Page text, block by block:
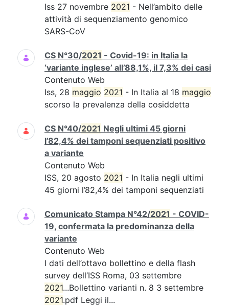
Iss 27 novembre 2021 - Nell’ambito delle
attività di sequenziamento genomico
SARS-CoV
CS N°30/2021 - Covid-19: in Italia la
‘variante inglese’ all’88,1%, il 7,3% dei casi
Contenuto Web
Iss, 28 maggio 2021 - In Italia al 18 maggio
scorso la prevalenza della cosiddetta
CS N°40/2021 Negli ultimi 45 giorni
l’82,4% dei tamponi sequenziati positivo
a variante
Contenuto Web
ISS, 20 agosto 2021 - In Italia negli ultimi
45 giorni l’82,4% dei tamponi sequenziati
Comunicato Stampa N°42/2021 - COVID-
19, confermata la predominanza della
variante
Contenuto Web
I dati dell’ottavo bollettino e della flash
survey dell’ISS Roma, 03 settembre
2021...Bollettino varianti n. 8 3 settembre
2021.pdf Leggi il...